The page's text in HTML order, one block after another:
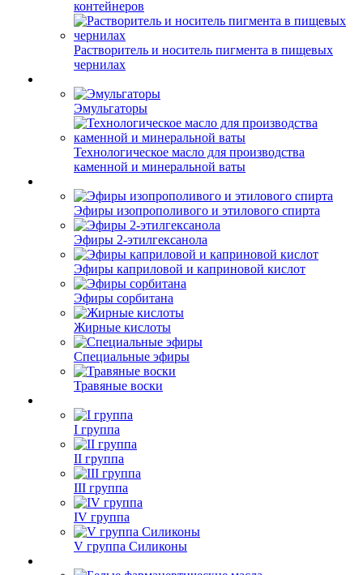
контейнеров
Растворитель и носитель пигмента в пищевых
чернилах
Эмульгаторы
Технологическое масло для производства
каменной и минеральной ваты
Эфиры изопрополивого и этилового спирта
Эфиры 2-этилгексанола
Эфиры каприловой и каприновой кислот
Эфиры сорбитана
Жирные кислоты
Специальные эфиры
Травяные воски
I группа
II группа
III группа
IV группа
V группа Силиконы